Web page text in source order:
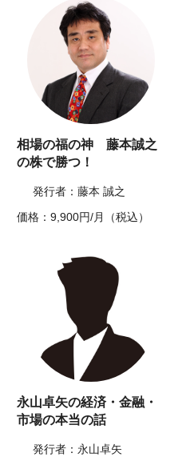
相場の福の神 藤本誠之
の株で勝つ！
発行者：藤本 誠之
価格：9,900円/月（税込）
永山卓矢の経済・金融・
市場の本当の話
発行者：永山卓矢